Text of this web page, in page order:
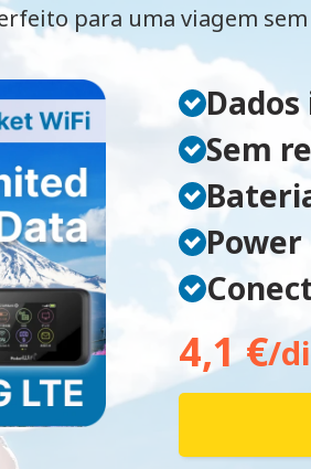
para uma viagem
Sem
4,1 €/